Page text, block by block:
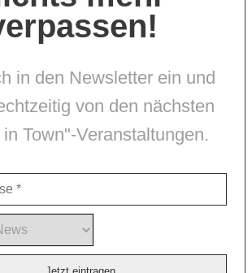
in den Newsletter ein und
von den nächsten
Town"-Veranstaltungen.